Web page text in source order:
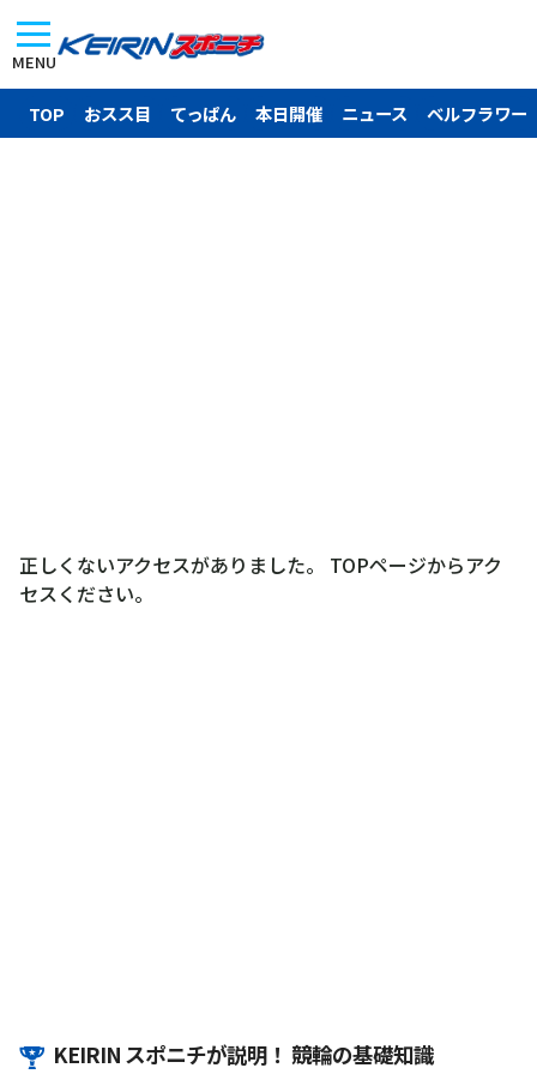
MENU
TOP おスス目 てっぱん 本日開催 ニュース ベルフラワー
正しくないアクセスがありました。 TOPページからアク
セスください。
KEIRIN スポニチが説明！ 競輪の基礎知識